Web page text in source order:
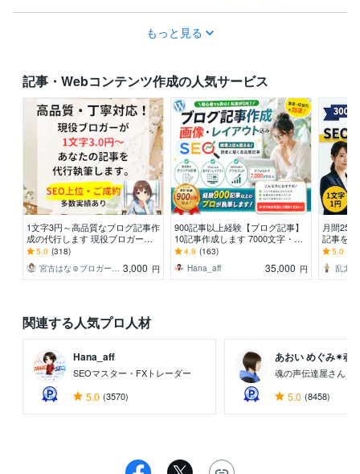
もっと見る
記事・Webコンテンツ作成の人気サービス
1文字3円～高品質なブログ記事作
成の代行します 現役ブロガーが
あなたの「書いてほしい」記事を
作成
5.0 (318)
3,000 円
900記事以上経験【ブログ記事】
10記事作成します 7000文字・ワ
ードプレス入稿可！キーワード選
定・画像全込み
4.9 (163)
Hana_aff
35,000 円
月間25
記事を
価格！
字数自
5.0
関連する人気プロ人材
Hana_aff
SEOマスター・FXトレーダー
5.0 (3570)
あおい めぐみ✴︎魂...
魂の声伝達屋さん
5.0 (8458)